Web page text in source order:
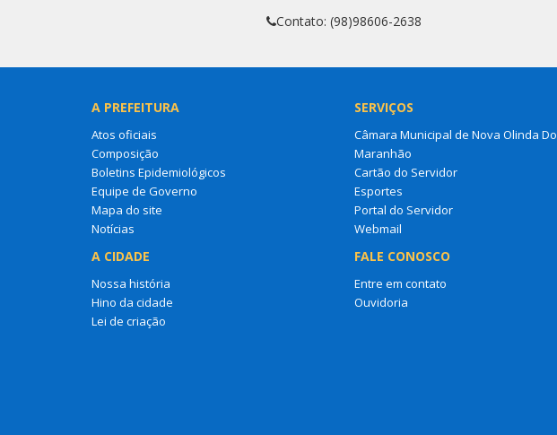
Contato: (98)98606-2638
A PREFEITURA
Atos oficiais
Composição
Boletins Epidemiológicos
Equipe de Governo
Mapa do site
Notícias
A CIDADE
Nossa história
Hino da cidade
Lei de criação
SERVIÇOS
Câmara Municipal de Nova Olinda Do
Maranhão
Cartão do Servidor
Esportes
Portal do Servidor
Webmail
FALE CONOSCO
Entre em contato
Ouvidoria